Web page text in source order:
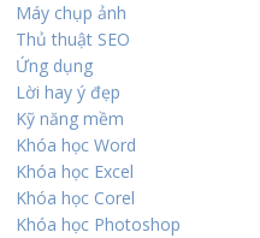
Máy chụp ảnh
Thủ thuật SEO
Ứng dụng
Lời hay ý đẹp
Kỹ năng mềm
Khóa học Word
Khóa học Excel
Khóa học Corel
Khóa học Photoshop